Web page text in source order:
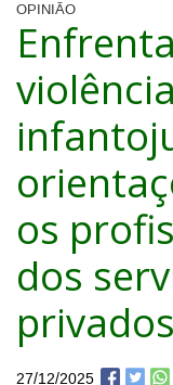
OPINIÃO
violência
os
dos
27/12/2025